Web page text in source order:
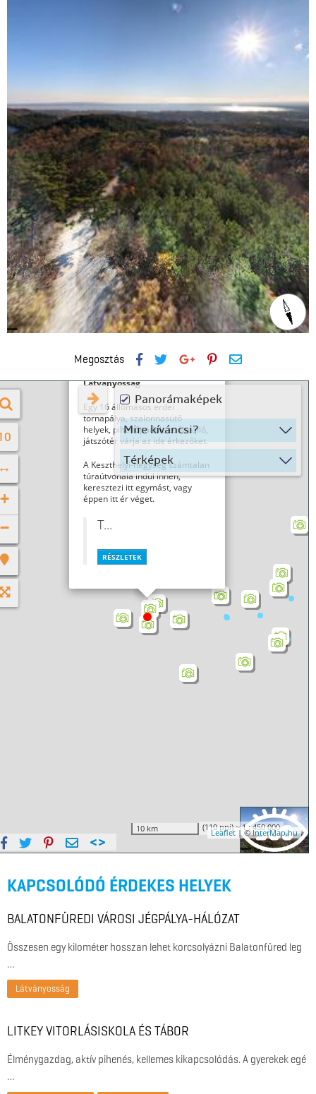
Megosztás
KAPCSOLÓDÓ ÉRDEKES HELYEK
BALATONFÜREDI VÁROSI JÉGPÁLYA-HÁLÓZAT
Összesen egy kilométer hosszan lehet korcsolyázni Balatonfüred leg
…
Látványosság
LITKEY VITORLÁSISKOLA ÉS TÁBOR
Élménygazdag, aktív pihenés, kellemes kikapcsolódás. A gyerekek egé
…